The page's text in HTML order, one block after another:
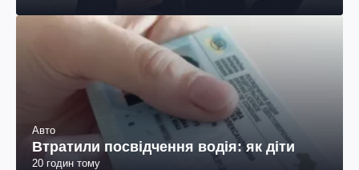
Авто
Втратили посвідчення водія: як діти
20 годин тому